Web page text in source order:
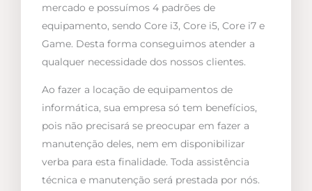
mercado e possuímos 4 padrões de
equipamento, sendo Core i3, Core i5, Core i7 e
Game. Desta forma conseguimos atender a
qualquer necessidade dos nossos clientes.
Ao fazer a locação de equipamentos de
informática, sua empresa só tem benefícios,
pois não precisará se preocupar em fazer a
manutenção deles, nem em disponibilizar
verba para esta finalidade. Toda assistência
técnica e manutenção será prestada por nós.